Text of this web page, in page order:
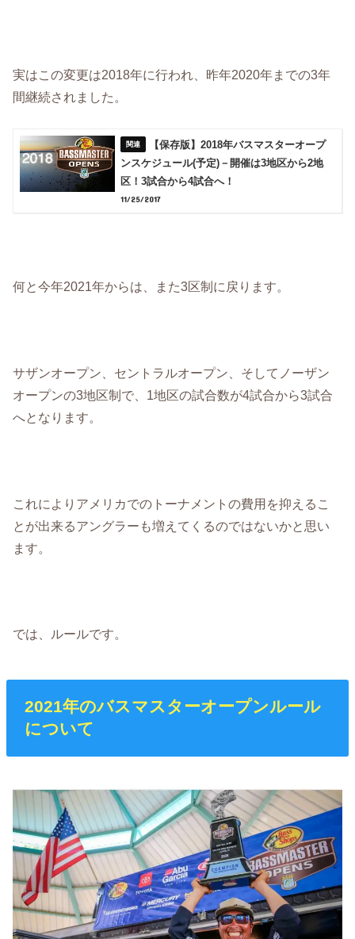
実はこの変更は2018年に行われ、昨年2020年までの3年
間継続されました。
【保存版】2018年バスマスターオープ
ンスケジュール(予定)－開催は3地区から2地
区！3試合から4試合へ！
11/25/2017
何と今年2021年からは、また3区制に戻ります。
サザンオープン、セントラルオープン、そしてノーザン
オープンの3地区制で、1地区の試合数が4試合から3試合
へとなります。
これによりアメリカでのトーナメントの費用を抑えるこ
とが出来るアングラーも増えてくるのではないかと思い
ます。
では、ルールです。
2021年のバスマスターオープンルール
について